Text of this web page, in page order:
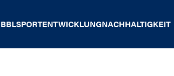
SPORTENTWICKLUNGNACHHALTIGKEIT